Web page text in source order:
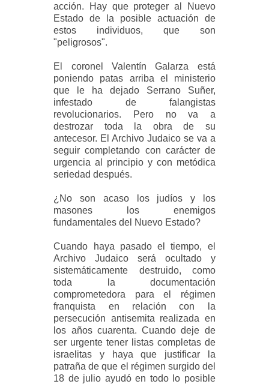
acción. Hay que proteger al Nuevo
Estado de la posible actuación de
estos individuos, que son
"peligrosos".
El coronel Valentín Galarza está
poniendo patas arriba el ministerio
que le ha dejado Serrano Suñer,
infestado de falangistas
revolucionarios. Pero no va a
destrozar toda la obra de su
antecesor. El Archivo Judaico se va a
seguir completando con carácter de
urgencia al principio y con metódica
seriedad después.
¿No son acaso los judíos y los
masones los enemigos
fundamentales del Nuevo Estado?
Cuando haya pasado el tiempo, el
Archivo Judaico será ocultado y
sistemáticamente destruido, como
toda la documentación
comprometedora para el régimen
franquista en relación con la
persecución antisemita realizada en
los años cuarenta. Cuando deje de
ser urgente tener listas completas de
israelitas y haya que justificar la
patraña de que el régimen surgido del
18 de julio ayudó en todo lo posible